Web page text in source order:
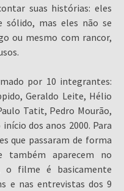
suas histórias: eles
sólido, mas eles não se
ou mesmo com rancor,
por 10 integrantes:
Geraldo Leite, Hélio
Tatit, Pedro Mourão,
dos anos 2000. Para
que passaram de forma
aparecem no
o filme é basicamente
e nas entrevistas dos 9